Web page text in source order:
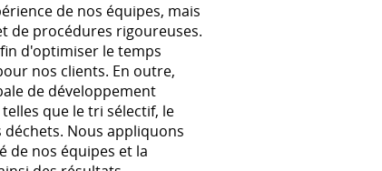
de nos équipes, mais
de procédures rigoureuses.
d'optimiser le temps
nos clients. En outre,
de développement
que le tri sélectif, le
Nous appliquons
de nos équipes et la